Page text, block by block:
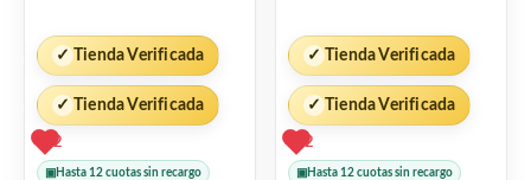
✓ Tienda Verificada
✓ Tienda Verificada
2
▣ Hasta 12 cuotas sin recargo
✓ Tienda Verificada
✓ Tienda Verificada
2
▣ Hasta 12 cuotas sin recargo